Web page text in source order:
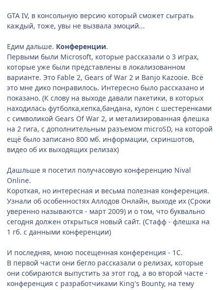
GTA IV, в консольную версию который сможет сыграть
каждый, тоже, увы не вызвала эмоций...
Едим дальше. Конференции.
Первыми были Microsoft, которые рассказали о 3 играх,
которые уже были представлены в локализованном
варианте. Это Fable 2, Gears of War 2 и Banjo Kazooie. Всё
это мне дико понравилось. Интересно было рассказано и
показано. (К слову на выходе давали пакетики, в которых
находилась футболка,кепка,бандана, кулон с шестеренками
с символикой Gears Of War 2, и метализированная флешка
на 2 гига, с дополнительным разъемом microSD, на которой
ещё было записано 800 мб. информации, скриншотов,
видео об их выходящих релизах)
Дашльше я посетил получасовую конференцию Nival
Online.
Короткая, но интересная и весьма полезная конференция.
Узнали об особенностях Аллодов Онлайн, выходе их (Сроки
уверенно называются - март 2009) и о том, что буквально
сегодня должен открыться новый сайт. (Стафф - флешка на
1 гб. с данными конференции)
И последняя, мною посещенная конференция - 1С.
В первой части они бегло рассказали о релизах, которые
они собираются выпустить за этот год, а во второй часте -
конференция с разработчиками King's Bounty, на тему